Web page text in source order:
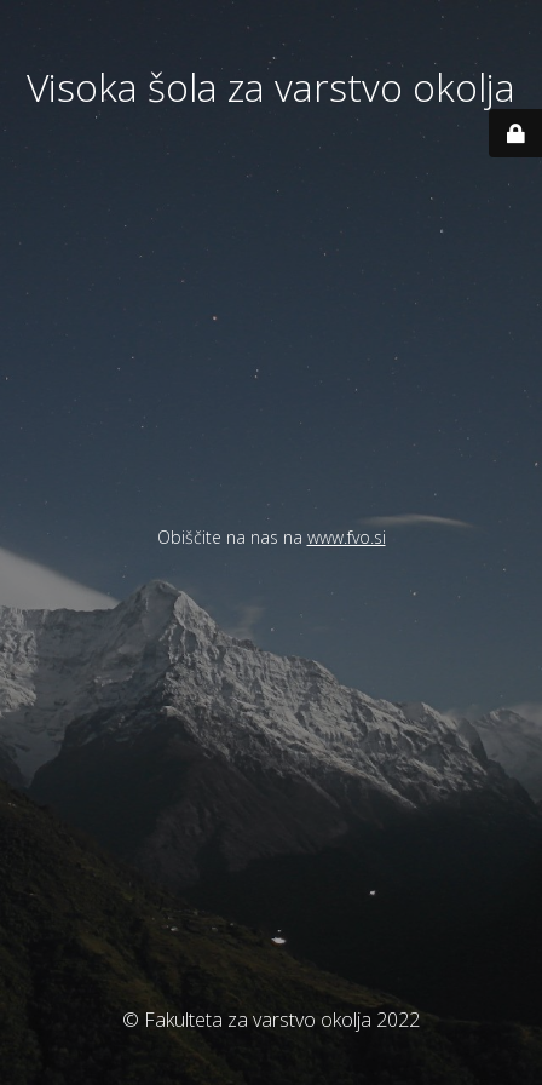
Visoka šola za varstvo okolja
Obiščite na nas na www.fvo.si
© Fakulteta za varstvo okolja 2022